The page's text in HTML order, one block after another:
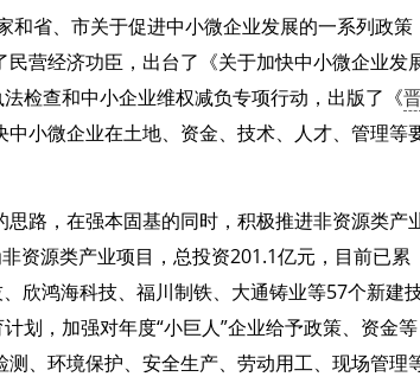
省、市关于促进中小微企业发展的一系列政策
营经济功臣，出台了《关于加快中小微企业发
检查和中小企业维权减负专项行动，出版了《
小微企业在土地、资金、技术、人才、管理等
路，在强本固基的同时，积极推进非资源类产
资源类产业项目，总投资201.1亿元，目前已累
欣鸿海科技、福川制铁、大通铸业等57个新建
划，加强对年度“小巨人”企业给予政策、资金等
、环境保护、安全生产、劳动用工、现场管理